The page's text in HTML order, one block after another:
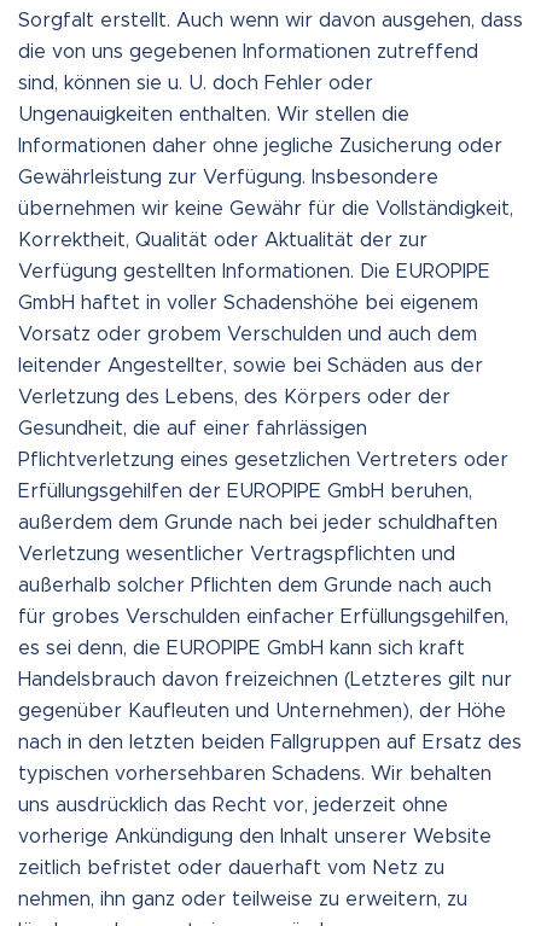
Sorgfalt erstellt. Auch wenn wir davon ausgehen, dass
die von uns gegebenen Informationen zutreffend
sind, können sie u. U. doch Fehler oder
Ungenauigkeiten enthalten. Wir stellen die
Informationen daher ohne jegliche Zusicherung oder
Gewährleistung zur Verfügung. Insbesondere
übernehmen wir keine Gewähr für die Vollständigkeit,
Korrektheit, Qualität oder Aktualität der zur
Verfügung gestellten Informationen. Die EUROPIPE
GmbH haftet in voller Schadenshöhe bei eigenem
Vorsatz oder grobem Verschulden und auch dem
leitender Angestellter, sowie bei Schäden aus der
Verletzung des Lebens, des Körpers oder der
Gesundheit, die auf einer fahrlässigen
Pflichtverletzung eines gesetzlichen Vertreters oder
Erfüllungsgehilfen der EUROPIPE GmbH beruhen,
außerdem dem Grunde nach bei jeder schuldhaften
Verletzung wesentlicher Vertragspflichten und
außerhalb solcher Pflichten dem Grunde nach auch
für grobes Verschulden einfacher Erfüllungsgehilfen,
es sei denn, die EUROPIPE GmbH kann sich kraft
Handelsbrauch davon freizeichnen (Letzteres gilt nur
gegenüber Kaufleuten und Unternehmen), der Höhe
nach in den letzten beiden Fallgruppen auf Ersatz des
typischen vorhersehbaren Schadens. Wir behalten
uns ausdrücklich das Recht vor, jederzeit ohne
vorherige Ankündigung den Inhalt unserer Website
zeitlich befristet oder dauerhaft vom Netz zu
nehmen, ihn ganz oder teilweise zu erweitern, zu